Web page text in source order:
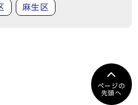
麻生区
ページの
先頭へ